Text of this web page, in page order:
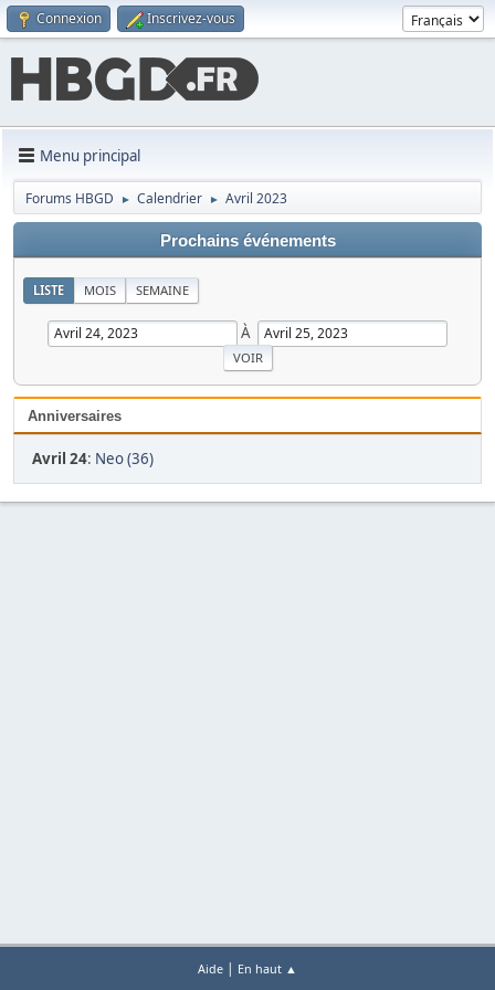
Connexion Inscrivez-vous
Menu principal
Forums HBGD ► Calendrier ► Avril 2023
Prochains événements
LISTE MOIS SEMAINE
À
Anniversaires
Avril 24: Neo (36)
Aide | En haut ▲